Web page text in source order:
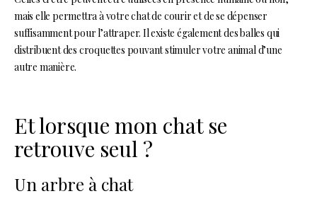
mais elle permettra à votre chat de courir et de se dépenser
suffisamment pour l’attraper. Il existe également des balles qui
distribuent des croquettes pouvant stimuler votre animal d’une
autre manière.
Et lorsque mon chat se
retrouve seul ?
Un arbre à chat